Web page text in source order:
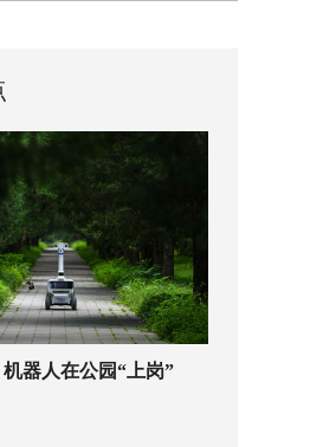
器人在公园“上岗”